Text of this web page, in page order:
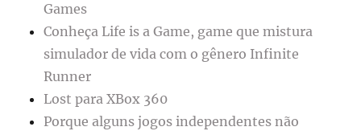
Games
Conheça Life is a Game, game que mistura
simulador de vida com o gênero Infinite
Runner
Lost para XBox 360
Porque alguns jogos independentes não